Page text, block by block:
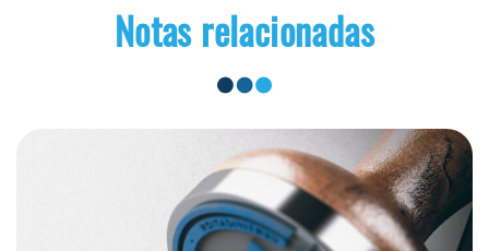
Notas relacionadas